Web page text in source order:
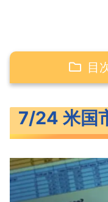
目
ダウが11
S&P500
セクター
7/24 米国